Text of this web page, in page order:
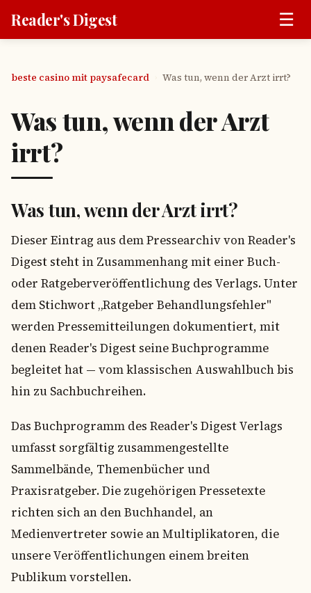
Reader's Digest ☰
beste casino mit paysafecard Was tun, wenn der Arzt irrt?
Was tun, wenn der Arzt
irrt?
Was tun, wenn der Arzt irrt?
Dieser Eintrag aus dem Pressearchiv von Reader's
Digest steht in Zusammenhang mit einer Buch-
oder Ratgeberveröffentlichung des Verlags. Unter
dem Stichwort „Ratgeber Behandlungsfehler"
werden Pressemitteilungen dokumentiert, mit
denen Reader's Digest seine Buchprogramme
begleitet hat — vom klassischen Auswahlbuch bis
hin zu Sachbuchreihen.
Das Buchprogramm des Reader's Digest Verlags
umfasst sorgfältig zusammengestellte
Sammelbände, Themenbücher und
Praxisratgeber. Die zugehörigen Pressetexte
richten sich an den Buchhandel, an
Medienvertreter sowie an Multiplikatoren, die
unsere Veröffentlichungen einem breiten
Publikum vorstellen.